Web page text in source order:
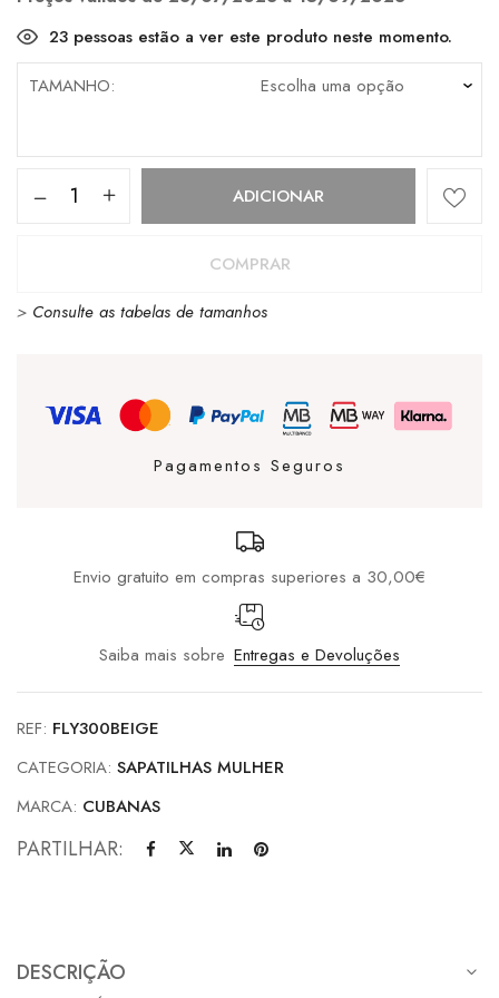
23 pessoas estão a ver este produto neste momento.
TAMANHO
Quantidade
300
ADICIONAR
COMPRAR
> Consulte as tabelas de tamanhos
Pagamentos Seguros
Envio gratuito em compras superiores a 30,00€
Saiba mais sobre Entregas e Devoluções
REF: FLY300BEIGE
CATEGORIA: SAPATILHAS MULHER
MARCA: CUBANAS
PARTILHAR:
DESCRIÇÃO